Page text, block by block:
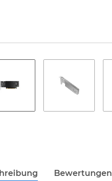
Registerkarten anzeigen
Bewertungen